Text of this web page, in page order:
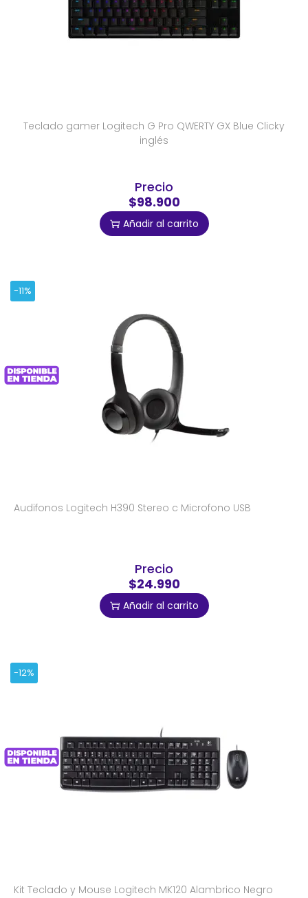
Teclado gamer Logitech G Pro QWERTY GX Blue Clicky
inglés
Precio
$98.900
Añadir al carrito
-11%
Audifonos Logitech H390 Stereo c Microfono USB
Precio
$24.990
Añadir al carrito
-12%
Kit Teclado y Mouse Logitech MK120 Alambrico Negro